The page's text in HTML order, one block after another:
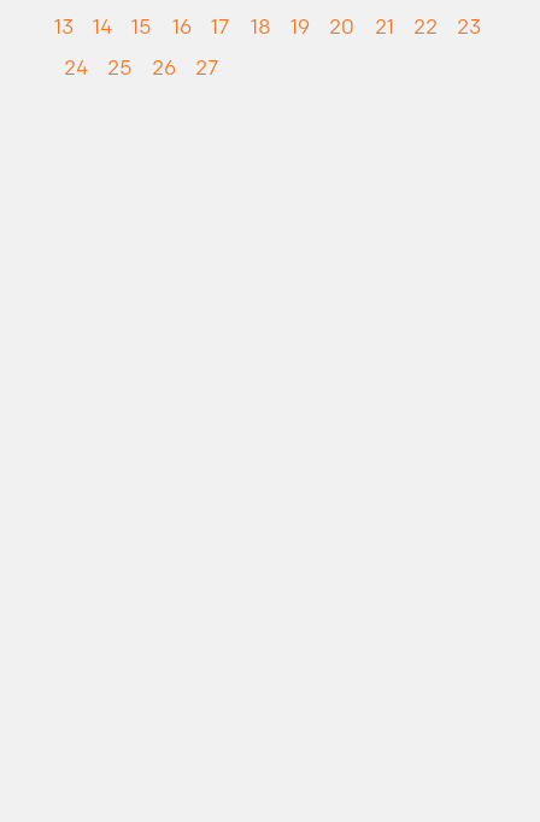
13 14 15 16 17 18 19 20 21 22
23
24
25 26 27